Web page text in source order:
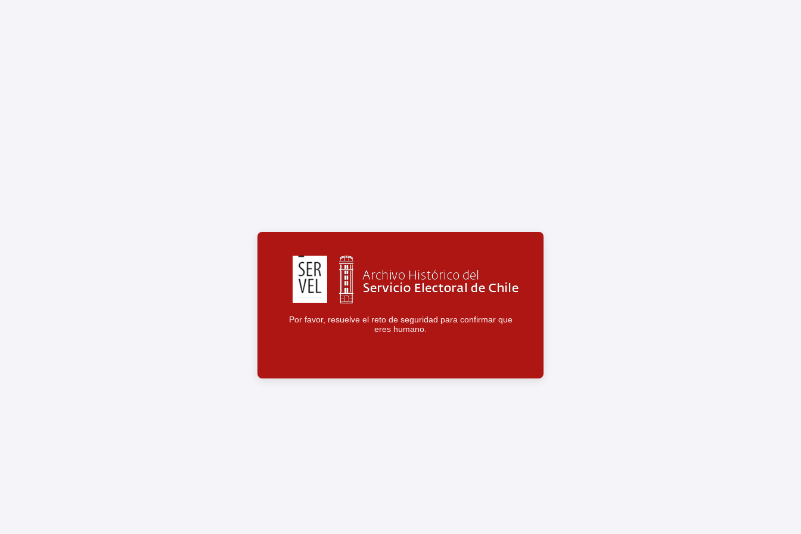
Por favor, resuelve el reto de seguridad para confirmar que
eres humano.